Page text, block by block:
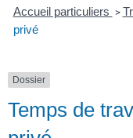
Accueil particuliers >
privé
Dossier
Temps de